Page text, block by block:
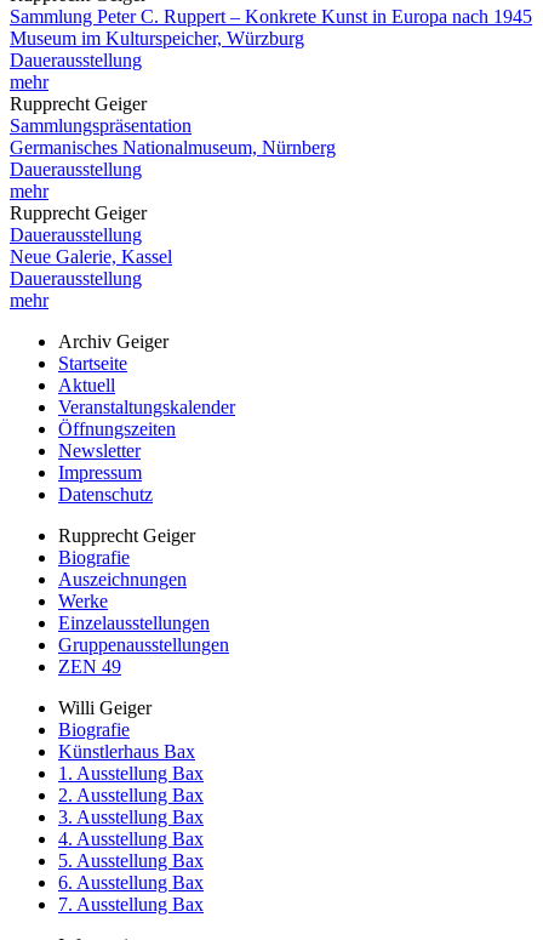
Sammlung Peter C. Ruppert – Konkrete Kunst in Europa nach 1945
Museum im Kulturspeicher, Würzburg
Dauerausstellung
mehr
Rupprecht Geiger
Sammlungspräsentation
Germanisches Nationalmuseum, Nürnberg
Dauerausstellung
mehr
Rupprecht Geiger
Dauerausstellung
Neue Galerie, Kassel
Dauerausstellung
mehr
Archiv Geiger
Startseite
Aktuell
Veranstaltungskalender
Öffnungszeiten
Newsletter
Impressum
Datenschutz
Rupprecht Geiger
Biografie
Auszeichnungen
Werke
Einzelausstellungen
Gruppenausstellungen
ZEN 49
Willi Geiger
Biografie
Künstlerhaus Bax
1. Ausstellung Bax
2. Ausstellung Bax
3. Ausstellung Bax
4. Ausstellung Bax
5. Ausstellung Bax
6. Ausstellung Bax
7. Ausstellung Bax